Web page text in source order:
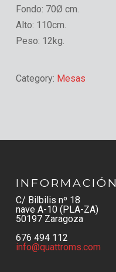
Fondo: 70Ø cm.
Alto: 110cm.
Peso: 12kg.
Category: Mesas
INFORMACIÓN
C/ Bilbilis nº 18
nave A-10 (PLA-ZA)
50197 Zaragoza
676 494 112
info@quattroms.com